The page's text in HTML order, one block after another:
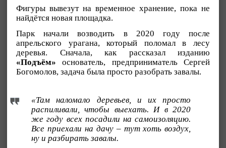
Фигуры вывезут на временное хранение, пока не
найдётся новая площадка.
Парк начали возводить в 2020 году после
апрельского урагана, который поломал в лесу
деревья. Сначала, как рассказал изданию
«Подъём» основатель, предприниматель Сергей
Богомолов, задача была просто разобрать завалы.
«Там наломало деревьев, и их просто
распиливали, чтобы выехать. И в 2020
же году всех посадили на самоизоляцию.
Все приехали на дачу – тут хоть воздух,
ну и разбирать завалы.